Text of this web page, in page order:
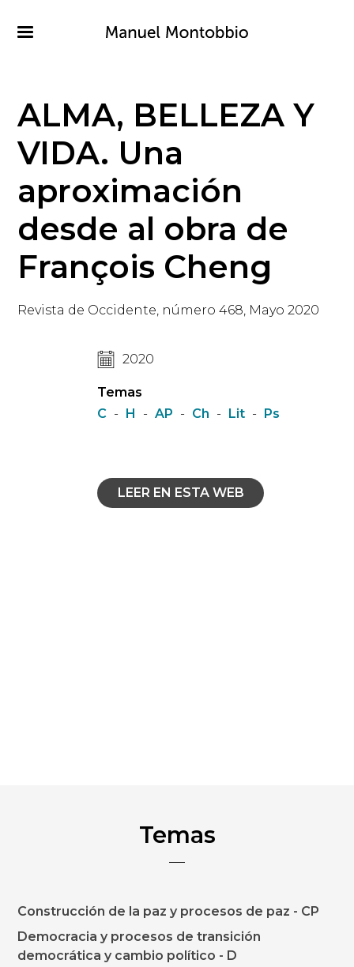
contenido
ALMA, BELLEZA Y
VIDA. Una
aproximación
desde al obra de
François Cheng
Revista de Occidente, número 468, Mayo 2020
2020
Temas
C - H - AP - Ch - Lit - Ps
LEER EN ESTA WEB
Temas
Construcción de la paz y procesos de paz - CP
Democracia y procesos de transición
democrática y cambio político - D